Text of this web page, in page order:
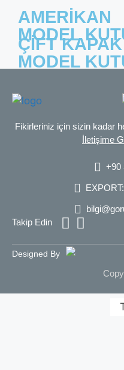
AMERİKAN
MODEL
ÇİFT KAPAK
MODEL
Fikirleriniz için sizin kadar
İletişime
+90
Takip Edin
Designed By